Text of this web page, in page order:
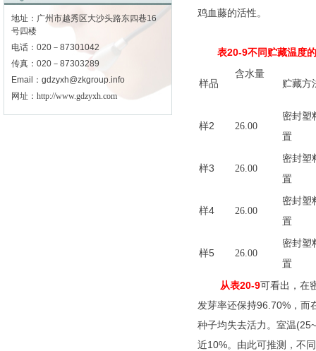
地址：广州市越秀区大沙头路东四巷16
号四楼
电话：020－87301042
传真：020－87303289
Email：gdzyxh@zkgroup.info
网址： http://www.gdzyxh.com
鸡血藤的活性。
表20-9不同贮藏温度
样品
含水量
贮藏方
样2 26.00
密封塑
置
样3 26.00
密封塑
置
样4 26.00
密封塑
置
样5 26.00
密封塑
置
从表20-9可看出，在
发芽率还保持96.70% ，而
种子均失去活力。室温
近10%。由此可推测，不